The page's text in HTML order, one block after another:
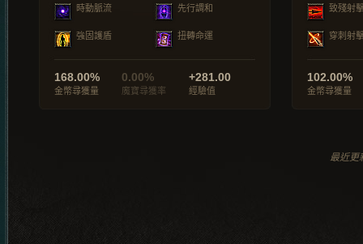
時動脈流 先行調和
強固護盾 扭轉命運
168.00%
金幣尋獲量
0.00%
魔寶尋獲率
+281.00
經驗值
致殘射
穿刺射
102.00%
金幣尋獲量
最近更